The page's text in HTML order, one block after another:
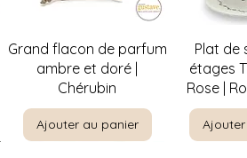
Aperçu rapide
Grand flacon de parfum
ambre et doré |
Chérubin
Ajouter au panier
Plat de
étages
Rose |